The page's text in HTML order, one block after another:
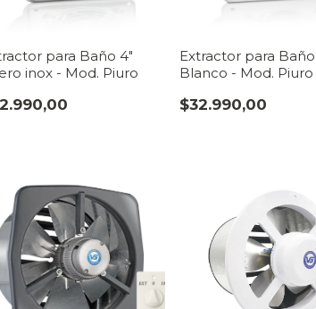
para Baño 4"
inox - Mod. Piuro
Extractor para
Blanco - Mod. Piuro
$32.990,00